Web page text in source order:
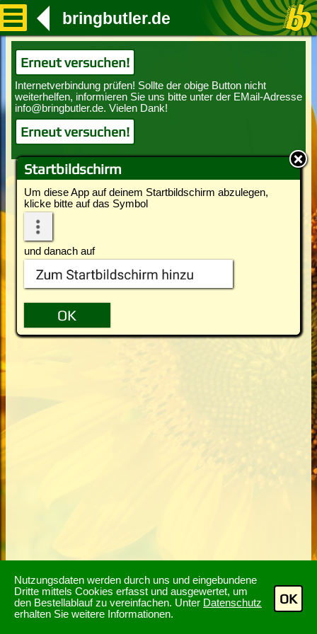
Nutzungsdaten werden durch uns und eingebundene
Dritte mittels Cookies erfasst und ausgewertet, um
den Bestellablauf zu vereinfachen. Unter Datenschutz
erhalten Sie weitere Informationen.
OK
Startbildschirm
Um diese App auf deinem Startbildschirm abzulegen,
klicke bitte auf das Symbol
und danach auf
bringbutler.de
Erneut versuchen!
Erneut versuchen!